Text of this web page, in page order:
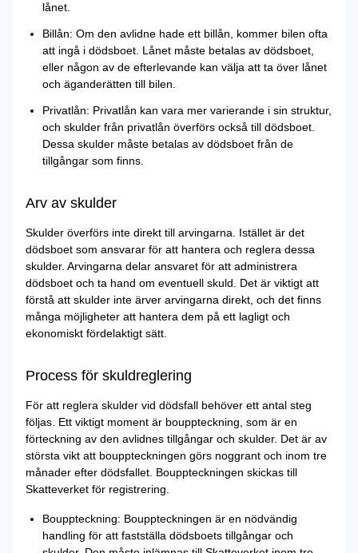
lånet.
Billån: Om den avlidne hade ett billån, kommer bilen ofta
att ingå i dödsboet. Lånet måste betalas av dödsboet,
eller någon av de efterlevande kan välja att ta över lånet
och äganderätten till bilen.
Privatlån: Privatlån kan vara mer varierande i sin struktur,
och skulder från privatlån överförs också till dödsboet.
Dessa skulder måste betalas av dödsboet från de
tillgångar som finns.
Arv av skulder
Skulder överförs inte direkt till arvingarna. Istället är det
dödsboet som ansvarar för att hantera och reglera dessa
skulder. Arvingarna delar ansvaret för att administrera
dödsboet och ta hand om eventuell skuld. Det är viktigt att
förstå att skulder inte ärver arvingarna direkt, och det finns
många möjligheter att hantera dem på ett lagligt och
ekonomiskt fördelaktigt sätt.
Process för skuldreglering
För att reglera skulder vid dödsfall behöver ett antal steg
följas. Ett viktigt moment är bouppteckning, som är en
förteckning av den avlidnes tillgångar och skulder. Det är av
största vikt att bouppteckningen görs noggrant och inom tre
månader efter dödsfallet. Bouppteckningen skickas till
Skatteverket för registrering.
Bouppteckning: Bouppteckningen är en nödvändig
handling för att fastställa dödsboets tillgångar och